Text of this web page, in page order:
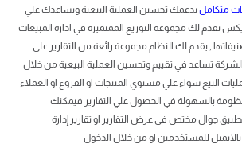
متكامليدعمك تحسين العملية البيعية ويساعدك علي
تقدم لك مجموعة التوزيع الممتميزة في ادارة المبيعات
, يقدم لك النظام مجموعة رائعة من التقارير علي
تساعد في تقييم وتحسين العملية البيعية من خلال
البيع سواء علي مستوي المنتجات او الفروع او العملاء
بالسهولة في الحصول علي التقارير فيمكنك
جوال مختص في عرض التقارير او تقارير إدارة
للمستخدمين او من خلال الدخول